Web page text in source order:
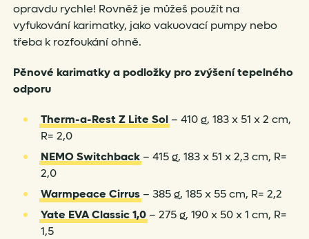
opravdu rychle! Rovněž je můžeš použít na
vyfukování karimatky, jako vakuovací pumpy nebo
třeba k rozfoukání ohně.
Pěnové karimatky a podložky pro zvýšení tepelného
odporu
Therm-a-Rest Z Lite Sol – 410 g, 183 x 51 x 2 cm,
R= 2,0
NEMO Switchback– 415 g, 183 x 51 x 2,3 cm, R=
2,0
Warmpeace Cirrus– 385 g, 185 x 55 cm, R= 2,2
Yate EVA Classic 1,0– 275 g, 190 x 50 x 1 cm, R=
1,5